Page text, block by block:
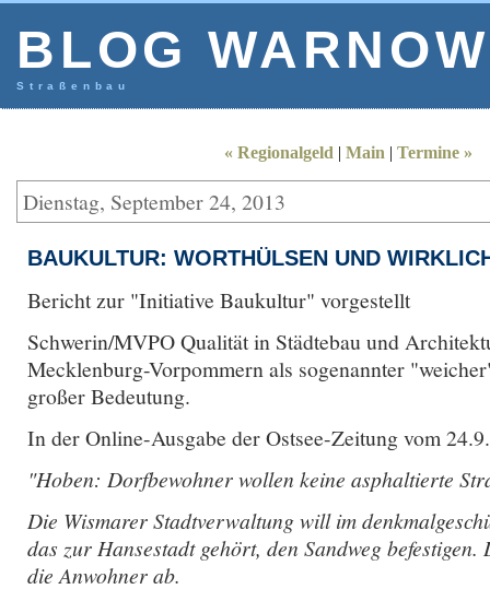
BLOG
Straßenbau
« Regionalgeld | Main | Termine »
Dienstag, September 24, 2013
BAUKULTUR: WORTHÜLSEN UND
Bericht zur "Initiative Baukultur" vorgestellt
Schwerin/MVPO Qualität in Städtebau und
Mecklenburg-Vorpommern als sogenannter
großer Bedeutung.
In der Online-Ausgabe der Ostsee-Zeitung vom
"Hoben: Dorfbewohner wollen keine asphaltierte
Die Wismarer Stadtverwaltung will im
das zur Hansestadt gehört, den Sandweg befestigen.
die Anwohner ab.